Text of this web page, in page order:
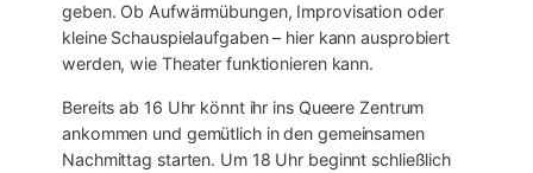
geben. Ob Aufwärmübungen, Improvisation oder
kleine Schauspielaufgaben – hier kann ausprobiert
werden, wie Theater funktionieren kann.
Bereits ab 16 Uhr könnt ihr ins Queere Zentrum
ankommen und gemütlich in den gemeinsamen
Nachmittag starten. Um 18 Uhr beginnt schließlich